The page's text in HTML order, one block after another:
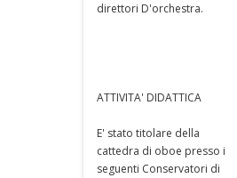
direttori D'orchestra.
ATTIVITA' DIDATTICA
E' stato titolare della
cattedra di oboe presso i
seguenti Conservatori di